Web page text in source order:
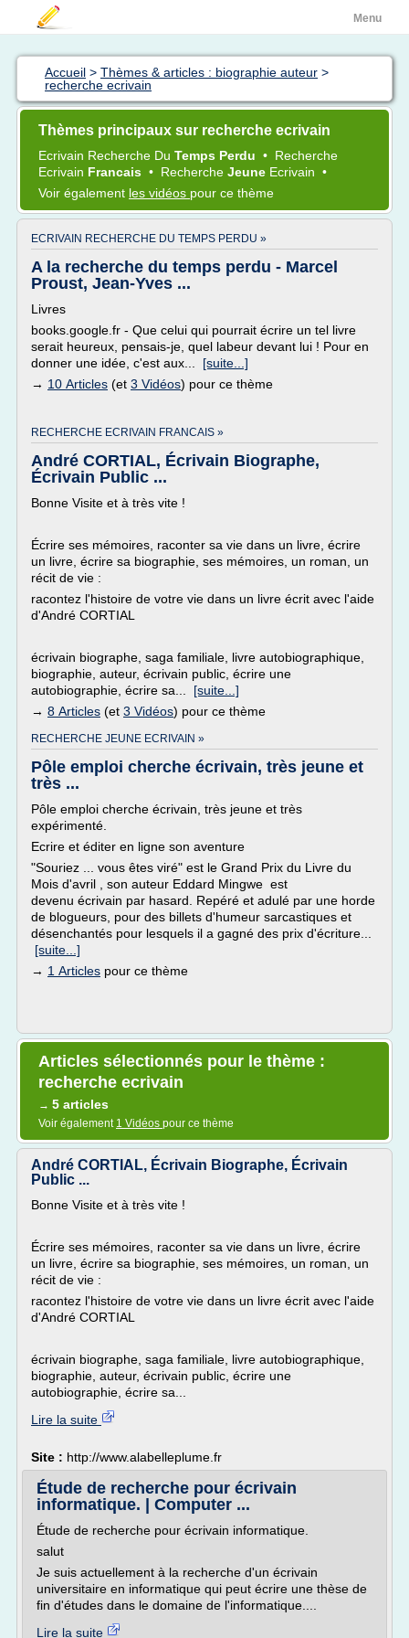
Menu
Accueil > Thèmes & articles : biographie auteur >
recherche ecrivain
Thèmes principaux sur recherche ecrivain
Ecrivain Recherche Du Temps Perdu • Recherche
Ecrivain Francais • Recherche Jeune Ecrivain •
Voir également les vidéos pour ce thème
ECRIVAIN RECHERCHE DU TEMPS PERDU »
A la recherche du temps perdu - Marcel
Proust, Jean-Yves ...
Livres
books.google.fr - Que celui qui pourrait écrire un tel livre
serait heureux, pensais-je, quel labeur devant lui ! Pour en
donner une idée, c'est aux... [suite...]
→ 10 Articles (et 3 Vidéos) pour ce thème
RECHERCHE ECRIVAIN FRANCAIS »
André CORTIAL, Écrivain Biographe,
Écrivain Public ...
Bonne Visite et à très vite !
Écrire ses mémoires, raconter sa vie dans un livre, écrire
un livre, écrire sa biographie, ses mémoires, un roman, un
récit de vie :
racontez l'histoire de votre vie dans un livre écrit avec l'aide
d'André CORTIAL
écrivain biographe, saga familiale, livre autobiographique,
biographie, auteur, écrivain public, écrire une
autobiographie, écrire sa... [suite...]
→ 8 Articles (et 3 Vidéos) pour ce thème
RECHERCHE JEUNE ECRIVAIN »
Pôle emploi cherche écrivain, très jeune et
très ...
Pôle emploi cherche écrivain, très jeune et très
expérimenté.
Ecrire et éditer en ligne son aventure
"Souriez ... vous êtes viré" est le Grand Prix du Livre du
Mois d'avril , son auteur Eddard Mingwe est
devenu écrivain par hasard. Repéré et adulé par une horde
de blogueurs, pour des billets d'humeur sarcastiques et
désenchantés pour lesquels il a gagné des prix d'écriture...
[suite...]
→ 1 Articles pour ce thème
Articles sélectionnés pour le thème :
recherche ecrivain
→ 5 articles
Voir également 1 Vidéos pour ce thème
André CORTIAL, Écrivain Biographe, Écrivain
Public ...
Bonne Visite et à très vite !
Écrire ses mémoires, raconter sa vie dans un livre, écrire
un livre, écrire sa biographie, ses mémoires, un roman, un
récit de vie :
racontez l'histoire de votre vie dans un livre écrit avec l'aide
d'André CORTIAL
écrivain biographe, saga familiale, livre autobiographique,
biographie, auteur, écrivain public, écrire une
autobiographie, écrire sa...
Lire la suite
Site : http://www.alabelleplume.fr
Étude de recherche pour écrivain
informatique. | Computer ...
Étude de recherche pour écrivain informatique.
salut
Je suis actuellement à la recherche d'un écrivain
universitaire en informatique qui peut écrire une thèse de
fin d'études dans le domaine de l'informatique....
Lire la suite